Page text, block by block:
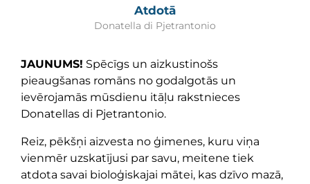
Atdotā
Donatella di Pjetrantonio
JAUNUMS! Spēcīgs un aizkustinošs
pieaugšanas romāns no godalgotās un
ievērojamās mūsdienu itāļu rakstnieces
Donatellas di Pjetrantonio.
Reiz, pēkšņi aizvesta no ģimenes, kuru viņa
vienmēr uzskatījusi par savu, meitene tiek
atdota savai bioloģiskajai mātei, kas dzīvo mazā,